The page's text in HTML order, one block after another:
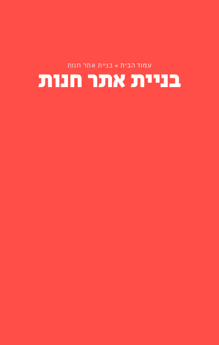
עמוד הבית» בניית אתר חנות
בניית אתר חנות